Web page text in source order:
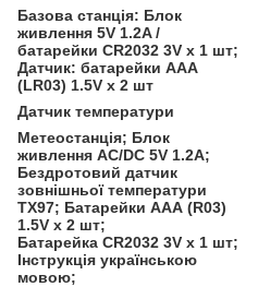
Базова станція: Блок
живлення 5V 1.2A /
батарейки CR2032 3V х 1 шт;
Датчик: батарейки AAА
(LR03) 1.5V х 2 шт
Датчик температури
Метеостанція; Блок
живлення AC/DC 5V 1.2A;
Бездротовий датчик
зовнішньої температури
TX97; Батарейки AAA (R03)
1.5V х 2 шт;
Батарейка CR2032 3V х 1 шт;
Інструкція українською
мовою;